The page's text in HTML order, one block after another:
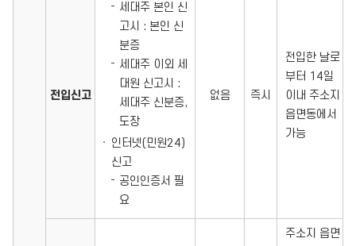
전입신고
세대주 본인 신
고시 : 본인 신
분증
세대주 이외 세
대원 신고시 :
세대주 신분증,
도장
인터넷(민원24)
신고
공인인증서 필
요
없음 즉시
전입한 날로
부터 14일
이내 주소지
읍면동에서
가능
주소지 읍면